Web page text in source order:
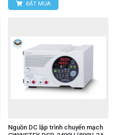
ĐẶT MUA
Nguồn DC lập trình chuyển mạch